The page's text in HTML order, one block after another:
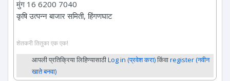
मुंग 16 6200 7040
कृषि उत्पन्न बाजार समिती, हिंगणघाट
शेतकरी तितुका एक एक!
आपली प्रतिक्रिया लिहिण्यासाठीLog in (प्रवेश करा)किंवाregister (नवीन
खाते बनवा)